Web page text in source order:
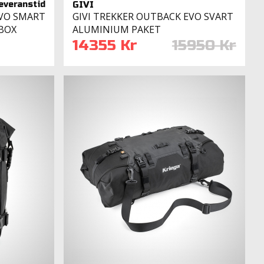
SMART
GIVI
GIVI TREKKER OUTBACK EVO SVART
ALUMINIUM PAKET
14355 Kr 15950 Kr